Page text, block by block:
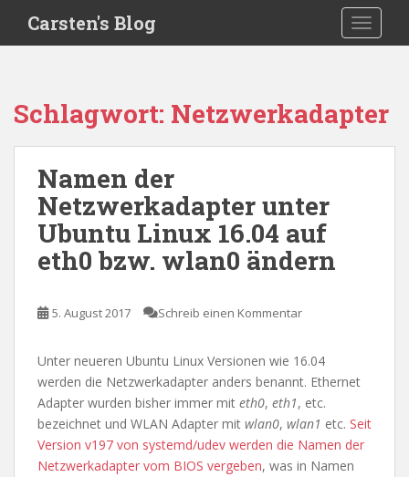
i
Carsten's Blog
Schlagwort: Netzwerkadapter
Namen der
Netzwerkadapter unter
Ubuntu Linux 16.04 auf
eth0 bzw. wlan0 ändern
5. August 2017 Schreib einen Kommentar
Unter neueren Ubuntu Linux Versionen wie 16.04
werden die Netzwerkadapter anders benannt. Ethernet
Adapter wurden bisher immer mit eth0, eth1, etc.
bezeichnet und WLAN Adapter mit wlan0, wlan1 etc. Seit
Version v197 von systemd/udev werden die Namen der
Netzwerkadapter vom BIOS vergeben, was in Namen